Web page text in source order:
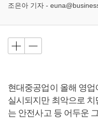
조은아 기자 -
현대중공업이 올해 영
실시되지만 최악으로
는 안전사고 등 어두운